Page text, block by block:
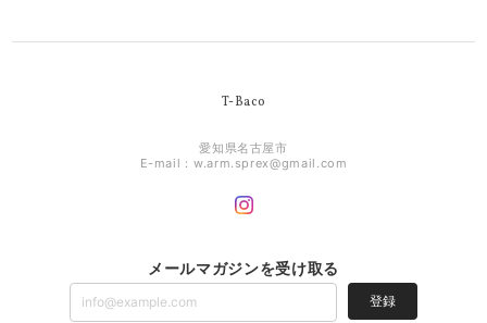
T-Baco
愛知県名古屋市
E-mail：w.arm.sprex@gmail.com
メールマガジンを受け取る
登録